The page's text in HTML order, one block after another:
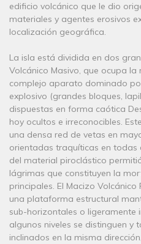
edificio volcánico que le dio
materiales y agentes erosivos
localización geográfica.
La isla está dividida en dos
Volcánico Masivo, que ocupa la
complejo aparato dominado
explosivo (grandes bloques,
dispuestas en forma caótica
hoy ocultos e irreconocibles.
una densa red de vetas en
orientadas traquíticas en todas
del material piroclástico
lágrimas que constituyen la
principales. El Macizo
una plataforma estructural
sub-horizontales o ligeramente
algunos niveles se distinguen y
inclinados en la misma